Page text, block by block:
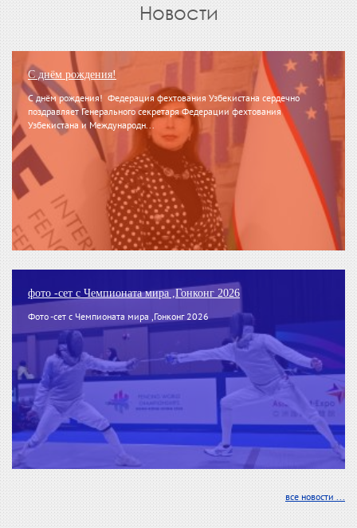
Новости
С днём рождения!
С днём рождения! Федерация фехтования Узбекистана сердечно
поздравляет Генерального секретаря Федерации фехтования
Узбекистана и Международн...
фото -сет с Чемпионата мира ,Гонконг 2026
Фото -сет с Чемпионата мира ,Гонконг 2026
все новости ...